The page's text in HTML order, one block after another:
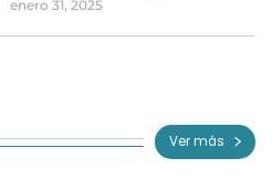
enero 31, 2025
Ver más